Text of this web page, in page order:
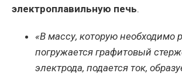
электроплавильную печь.
«В массу, которую необходимо
погружается графитовый
электрода, подается ток,